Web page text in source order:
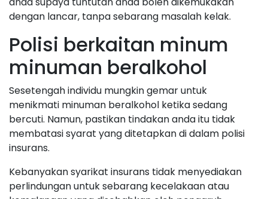
dengan lancar, tanpa sebarang masalah kelak.
Polisi berkaitan minum
minuman beralkohol
Sesetengah individu mungkin gemar untuk
menikmati minuman beralkohol ketika sedang
bercuti. Namun, pastikan tindakan anda itu tidak
membatasi syarat yang ditetapkan di dalam polisi
insurans.
Kebanyakan syarikat insurans tidak menyediakan
perlindungan untuk sebarang kecelakaan atau